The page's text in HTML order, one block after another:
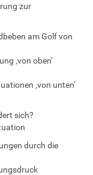
zur
am Golf von
‚von oben‘
‚von unten‘
sich?
durch die